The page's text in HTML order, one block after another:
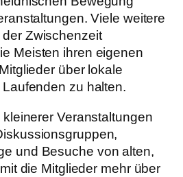
Viele weitere
Zwischenzeit
Meisten ihren eigenen
über lokale
zu halten.
Veranstaltungen
und Besuche von alten,
die Mitglieder mehr über